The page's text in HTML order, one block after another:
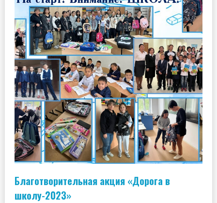
Благотворительная акция «Дорога в
школу-2023»